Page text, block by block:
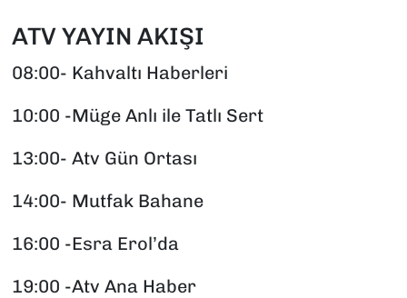
ATV YAYIN AKIŞI
08:00- Kahvaltı Haberleri
10:00 -Müge Anlı ile Tatlı Sert
13:00- Atv Gün Ortası
14:00- Mutfak Bahane
16:00 -Esra Erol’da
19:00 -Atv Ana Haber